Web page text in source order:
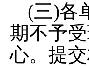
(三)各
期不予
心。提